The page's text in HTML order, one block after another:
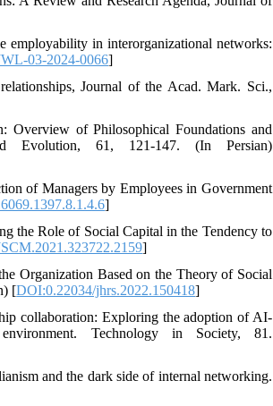
employability in interorganizational networks:
03-2024-0066]
Journal of the Acad. Mark. Sci.,
Overview of Philosophical Foundations and
Evolution, 61, 121-147. (In Persian)
of Managers by Employees in Government
]
the Role of Social Capital in the Tendency to
]
Organization Based on the Theory of Social
[DOI:0.22034/jhrs.2022.150418]
collaboration: Exploring the adoption of AI-
Technology in Society, 81.
and the dark side of internal networking.